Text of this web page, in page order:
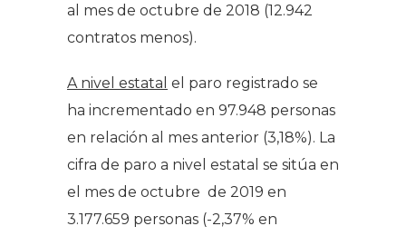
al mes de octubre de 2018 (12.942
contratos menos).
A nivel estatal el paro registrado se
ha incrementado en 97.948 personas
en relación al mes anterior (3,18%). La
cifra de paro a nivel estatal se sitúa en
el mes de octubre de 2019 en
3.177.659 personas (-2,37% en